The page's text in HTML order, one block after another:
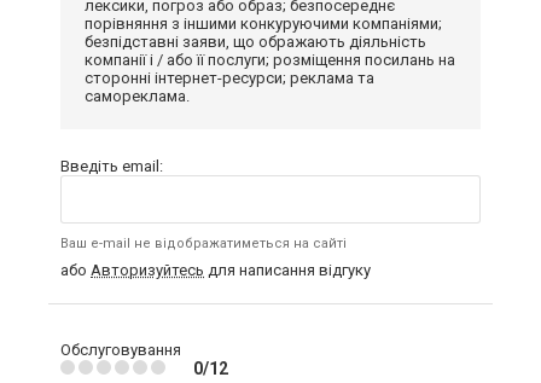
лексики, погроз або образ; безпосереднє
порівняння з іншими конкуруючими компаніями;
безпідставні заяви, що ображають діяльність
компанії і / або її послуги; розміщення посилань на
сторонні інтернет-ресурси; реклама та
самореклама.
Введіть email:
Ваш e-mail не відображатиметься на сайті
або Авторизуйтесь для написання відгуку
Обслуговування
0/12